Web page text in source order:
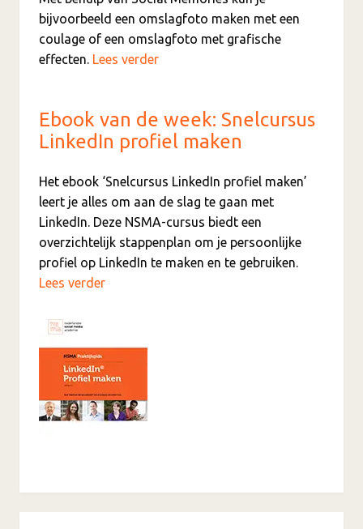
bijvoorbeeld een omslagfoto maken met een
coulage of een omslagfoto met grafische
effecten. Lees verder
Ebook van de week: Snelcursus
LinkedIn profiel maken
Het ebook ‘Snelcursus LinkedIn profiel maken’
leert je alles om aan de slag te gaan met
LinkedIn. Deze NSMA-cursus biedt een
overzichtelijk stappenplan om je persoonlijke
profiel op LinkedIn te maken en te gebruiken.
Lees verder